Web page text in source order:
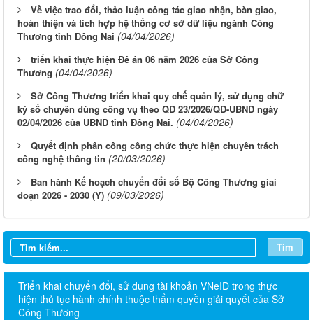
Về việc trao đổi, thảo luận công tác giao nhận, bàn giao,
hoàn thiện và tích hợp hệ thống cơ sở dữ liệu ngành Công
Thương tỉnh Đồng Nai (04/04/2026)
triển khai thực hiện Đề án 06 năm 2026 của Sở Công
Thương (04/04/2026)
Sở Công Thương triển khai quy chế quản lý, sử dụng chữ
ký số chuyên dùng công vụ theo QĐ 23/2026/QĐ-UBND ngày
02/04/2026 của UBND tỉnh Đồng Nai. (04/04/2026)
Quyết định phân công công chức thực hiện chuyên trách
công nghệ thông tin (20/03/2026)
Ban hành Kế hoạch chuyển đổi số Bộ Công Thương giai
đoạn 2026 - 2030 (Y) (09/03/2026)
Tìm
Triển khai chuyển đổi, sử dụng tài khoản VNeID trong thực
hiện thủ tục hành chính thuộc thẩm quyền giải quyết của Sở
Công Thương